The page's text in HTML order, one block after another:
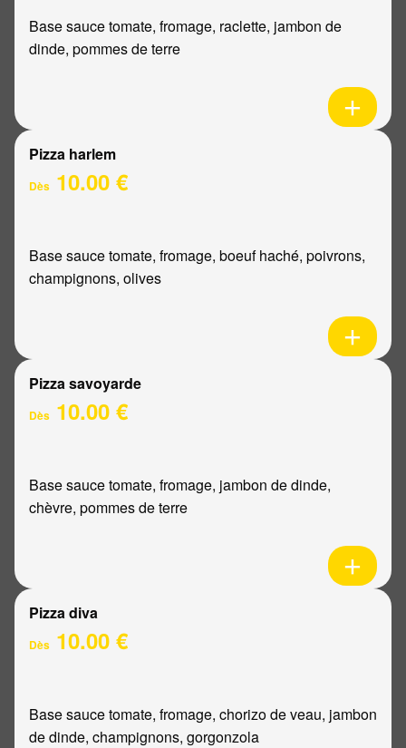
Base sauce tomate, fromage, raclette, jambon de
dinde, pommes de terre
Pizza harlem
Dès 10.00 €
Base sauce tomate, fromage, boeuf haché, poivrons,
champignons, olives
Pizza savoyarde
Dès 10.00 €
Base sauce tomate, fromage, jambon de dinde,
chèvre, pommes de terre
Pizza diva
Dès 10.00 €
Base sauce tomate, fromage, chorizo de veau, jambon
de dinde, champignons, gorgonzola